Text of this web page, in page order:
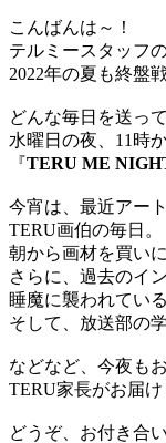
こんばんは～！
テルミースタッフ
2022年の夏も終盤戦
どんな毎日を送っ
水曜日の夜、11時
『TERU ME
今宵は、最近アー
TERU画伯の毎日。
朝から画材を買い
さらに、過去のイ
睡魔に襲われてい
そして、放送部の
などなど、今夜も
TERU家長がお届け
どうぞ、お付き合